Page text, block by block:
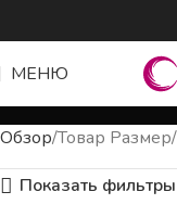
МЕНЮ
Обзор Товар Размер
Показать фильтры